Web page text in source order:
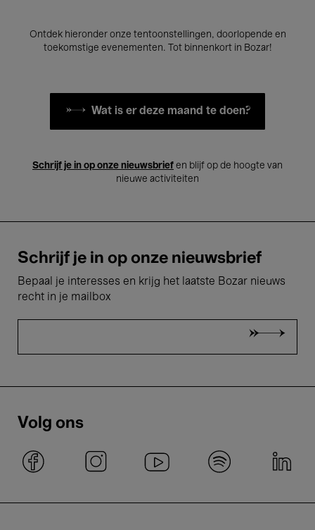
Ontdek hieronder onze tentoonstellingen, doorlopende en
toekomstige evenementen. Tot binnenkort in Bozar!
Wat is er deze maand te doen?
Schrijf je in op onze nieuwsbrief en blijf op de hoogte van
nieuwe activiteiten
Schrijf je in op onze nieuwsbrief
Bepaal je interesses en krijg het laatste Bozar nieuws
recht in je mailbox
Volg ons